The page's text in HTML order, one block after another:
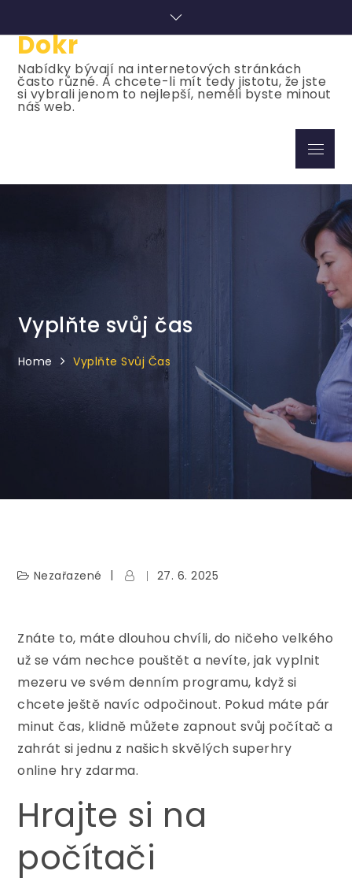
content
Dokr
Nabídky bývají na internetových stránkách
často různé. A chcete-li mít tedy jistotu, že jste
si vybrali jenom to nejlepší, neměli byste minout
náš web.
Menu
Vyplňte svůj čas
Home Vyplňte Svůj Čas
Nezařazené 27. 6. 2025
Znáte to, máte dlouhou chvíli, do ničeho velkého
už se vám nechce pouštět a nevíte, jak vyplnit
mezeru ve svém denním programu, když si
chcete ještě navíc odpočinout. Pokud máte pár
minut čas, klidně můžete zapnout svůj počítač a
zahrát si jednu z našich skvělýchsuperhry
online hry zdarma.
Hrajte si na
počítači